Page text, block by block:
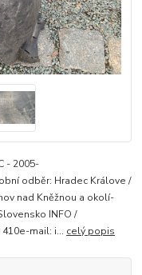
- 2005-
odběr: Hradec Králove /
nad Kněžnou a okolí-
INFO /
410e-mail: i... celý popis